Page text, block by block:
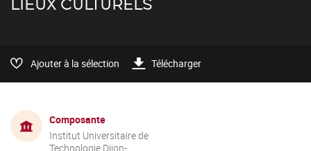
Ajouter à la sélection Télécharger
Composante
Institut Universitaire de
Technologie Dijon-